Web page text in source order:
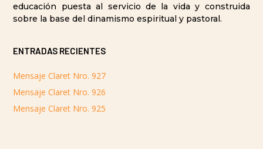
educación puesta al servicio de la vida y construida
sobre la base del dinamismo espiritual y pastoral.
ENTRADAS RECIENTES
Mensaje Claret Nro. 927
Mensaje Claret Nro. 926
Mensaje Claret Nro. 925